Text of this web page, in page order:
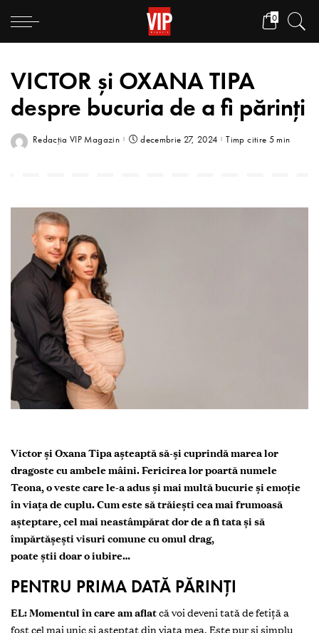
0
VICTOR și OXANA TIPA
despre bucuria de a fi părinți
Redacția VIP Magazin decembrie 27, 2024 Timp citire 5 min
Victor și Oxana Tipa așteaptă să-și cuprindă marea lor
dragoste cu ambele mâini. Fericirea lor poartă numele
Teona, o veste care le-a adus și mai multă bucurie și emoție
în viața de cuplu. Cum este să trăiești cea mai frumoasă
așteptare, cel mai neastâmpărat dor de a fi tata și să
împărtășești visuri comune cu omul drag,
poate știi doar o iubire…
PENTRU PRIMA DATĂ PĂRINȚI
EL: Momentul în care am aflatcă voi deveni tată de fetiță a
fost cel mai unic și așteptat din viața mea. Este pur și simplu